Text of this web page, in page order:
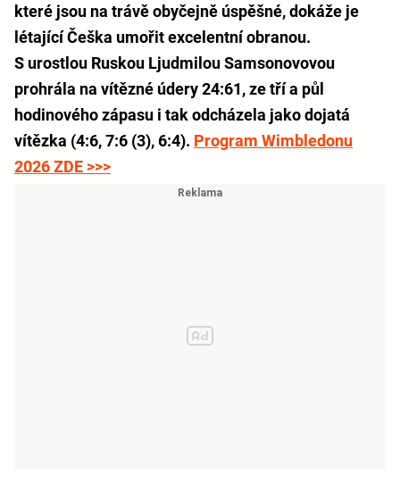
které jsou na trávě obyčejně úspěšné, dokáže je
létající Češka umořit excelentní obranou.
S urostlou Ruskou Ljudmilou Samsonovovou
prohrála na vítězné údery 24:61, ze tří a půl
hodinového zápasu i tak odcházela jako dojatá
vítězka (4:6, 7:6 (3), 6:4). Program Wimbledonu
2026 ZDE >>>